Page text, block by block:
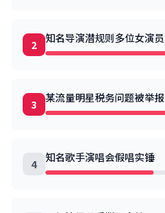
2 知名导演潜规则多位女演员
3 某流量明星税务问题被举报
4 知名歌手演唱会假唱实锤